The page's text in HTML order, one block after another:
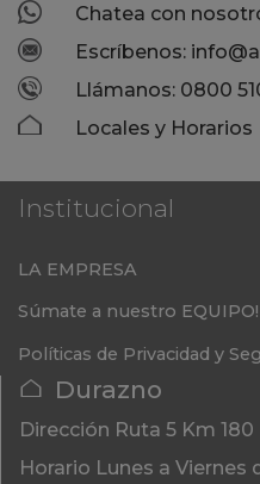
Chatea con
Escríbenos:
Llámanos: 0800
Locales y Horarios
Institucional
LA EMPRESA
Súmate a nuestro EQUIPO!
Políticas de Privacidad y
Durazno
Dirección Ruta 5 Km 180
Horario Lunes a Viernes